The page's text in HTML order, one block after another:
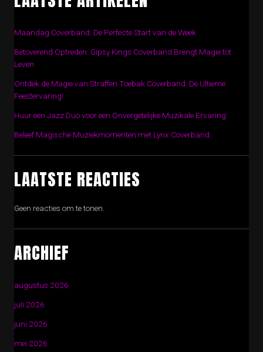
Maandag Coverband: De Perfecte Start van de Week
Betoverend Optreden: Gipsy Kings Coverband Brengt Magie tot
Leven
Ontdek de Magie van Straffen Toebak Coverband: De Ultieme
Feestervaring!
Huur een Jazz Duo voor een Onvergetelijke Muzikale Ervaring
Beleef Magische Muziekmomenten met Lynx Coverband
LAATSTE REACTIES
Geen reacties om te tonen.
ARCHIEF
augustus 2026
juli 2026
juni 2026
mei 2026